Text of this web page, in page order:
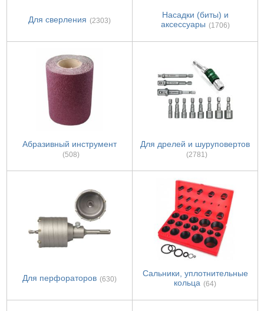
Для сверления (2303)
Насадки (биты) и
аксессуары (1706)
Абразивный инструмент
(508)
Для дрелей и шуруповертов
(2781)
Для перфораторов (630)
Сальники, уплотнительные
кольца (64)